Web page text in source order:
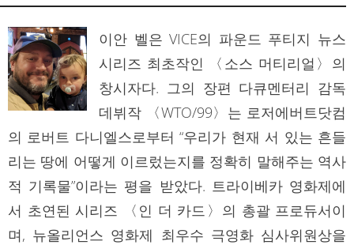
이안 벨은 VICE의 파운드 푸티지 뉴스
시리즈 최초작인 〈소스 머티리얼〉의
창시자다. 그의 장편 다큐멘터리 감독
데뷔작 〈WTO/99〉는 로저에버트닷컴
의 로버트 다니엘스로부터 “우리가 현재 서 있는 흔들
리는 땅에 어떻게 이르렀는지를 정확히 말해주는 역사
적 기록물”이라는 평을 받았다. 트라이베카 영화제에
서 초연된 시리즈 〈인 더 카드〉의 총괄 프로듀서이
며, 뉴올리언스 영화제 최우수 극영화 심사위원상을